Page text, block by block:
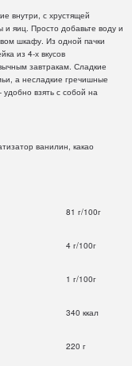
внутри, с хрустящей
яиц. Просто добавьте воду и
шкафу. Из одной пачки
из 4-х вкусов
завтракам. Сладкие
а несладкие гречишные
взять с собой на
ванилин, какао
81 г/100г
4 г/100г
1 г/100г
340 ккал
220 г